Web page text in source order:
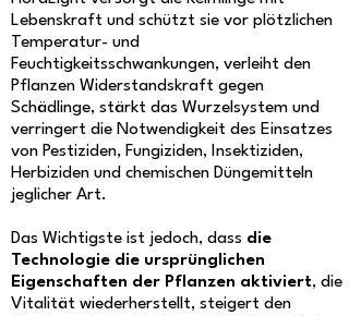
Lebenskraft und schützt sie vor plötzlichen
Temperatur- und
Feuchtigkeitsschwankungen, verleiht den
Pflanzen Widerstandskraft gegen
Schädlinge, stärkt das Wurzelsystem und
verringert die Notwendigkeit des Einsatzes
von Pestiziden, Fungiziden, Insektiziden,
Herbiziden und chemischen Düngemitteln
jeglicher Art.
Das Wichtigste ist jedoch, dass die
Technologie die ursprünglichen
Eigenschaften der Pflanzen aktiviert, die
Vitalität wiederherstellt, steigert den